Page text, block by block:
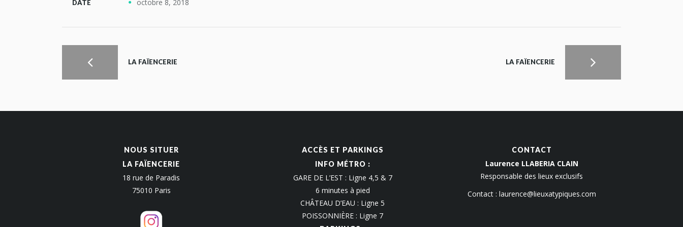
DATE octobre 8, 2018
LA FAÏENCERIE LA FAÏENCERIE
NOUS SITUER
LA FAÏENCERIE
18 rue de Paradis
75010 Paris
ACCÈS ET PARKINGS
INFO MÉTRO :
GARE DE L’EST : Ligne 4,5 & 7
6 minutes à pied
CHÂTEAU D’EAU : Ligne 5
POISSONNIÈRE : Ligne 7
CONTACT
Laurence LLABERIA CLAIN
Responsable des lieux exclusifs
Contact : laurence@lieuxatypiques.com